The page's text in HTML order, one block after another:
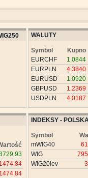
WALUTY
Symbol
Kupno
EURCHF
1.0844
EURPLN
4.3840
EURUSD
1.0920
GBPUSD
1.2369
USDPLN
4.0187
INDEKSY -
Symbol
mWIG40
WIG
WIG20lev